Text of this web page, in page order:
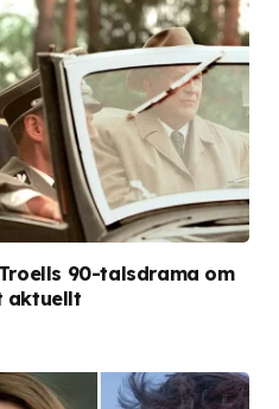
90-talsdrama om
aktuellt